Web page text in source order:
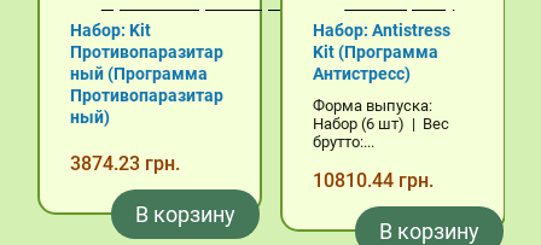
Набор: Kit
Противопаразитар
ный (Программа
Противопаразитар
ный)
3874.23 грн.
В корзину
Набор: Antistress
Kit (Программа
Антистресс)
Форма выпуска:
Набор (6 шт) | Вес
брутто:...
10810.44 грн.
В корзину